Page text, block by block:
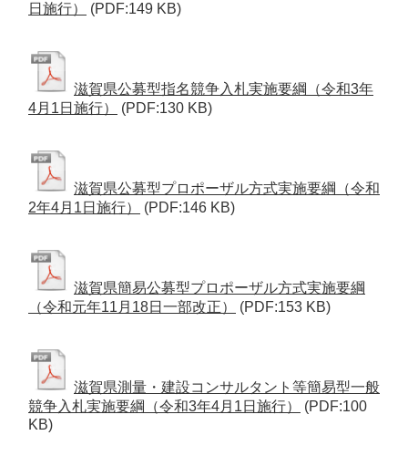
日施行）
(PDF:149 KB)
滋賀県公募型指名競争入札実施要綱（令和3年
4月1日施行）
(PDF:130 KB)
滋賀県公募型プロポーザル方式実施要綱（令和
2年4月1日施行）
(PDF:146 KB)
滋賀県簡易公募型プロポーザル方式実施要綱
（令和元年11月18日一部改正）
(PDF:153 KB)
滋賀県測量・建設コンサルタント等簡易型一般
競争入札実施要綱（令和3年4月1日施行）
(PDF:100
KB)